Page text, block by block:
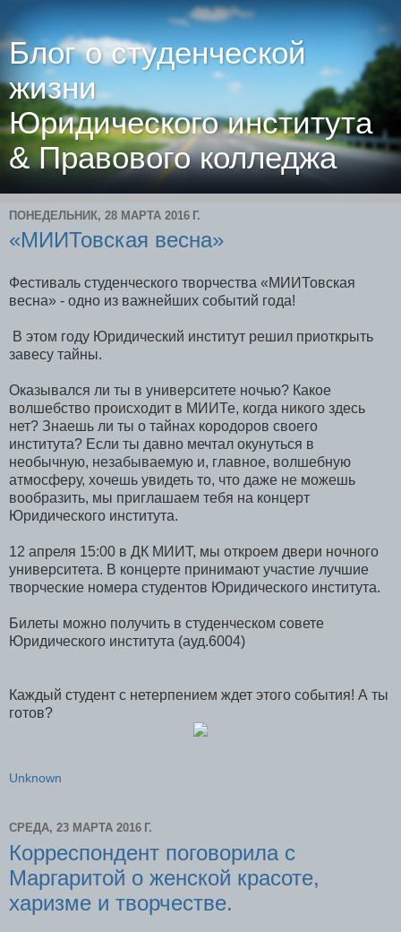
Блог о студенческой
жизни
Юридического института
& Правового колледжа
ПОНЕДЕЛЬНИК, 28 МАРТА 2016 Г.
«МИИТовская весна»
Фестиваль студенческого творчества «МИИТовская
весна» - одно из важнейших событий года!
В этом году Юридический институт решил приоткрыть
завесу тайны.
Оказывался ли ты в университете ночью? Какое
волшебство происходит в МИИТе, когда никого здесь
нет? Знаешь ли ты о тайнах кородоров своего
института? Если ты давно мечтал окунуться в
необычную, незабываемую и, главное, волшебную
атмосферу, хочешь увидеть то, что даже не можешь
вообразить, мы приглашаем тебя на концерт
Юридического института.
12 апреля 15:00 в ДК МИИТ, мы откроем двери ночного
университета. В концерте принимают участие лучшие
творческие номера студентов Юридического института.
Билеты можно получить в студенческом совете
Юридического института (ауд.6004)
Каждый студент с нетерпением ждет этого события! А ты
готов?
Unknown
СРЕДА, 23 МАРТА 2016 Г.
Корреспондент поговорила с
Маргаритой о женской красоте,
харизме и творчестве.